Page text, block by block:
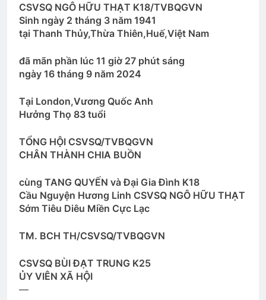
Cao Nguyên 1973
2 Years Ago 3 Years Ago
MỘT THỜI ĐỂ TIN (B.J. Morbitzer)
Hành Trang Giã Từ 2
2 Years Ago
HOA DÂM BỤT TRẮNG
3 Years Ago
2 Years Ago
CSVSQ NGÔ HỮU THẠT K18/TVBQGVN
Sinh ngày 2 tháng 3 năm 1941
tại Thanh Thủy,Thừa Thiên,Huế,Việt Nam
đã mãn phần lúc 11 giờ 27 phút sáng
ngày 16 tháng 9 năm 2024
Tại London,Vương Quốc Anh
Hưởng Thọ 83 tuổi
TỔNG HỘI CSVSQ/TVBQGVN
CHÂN THÀNH CHIA BUỒN
cùng TANG QUYẾN và Đại Gia Đình K18
Cầu Nguyện Hương Linh CSVSQ NGÔ HỮU THẠT
Sớm Tiêu Diêu Miền Cực Lạc
TM. BCH TH/CSVSQ/TVBQGVN
CSVSQ BÙI ĐẠT TRUNG K25
ỦY VIÊN XÃ HỘI
—